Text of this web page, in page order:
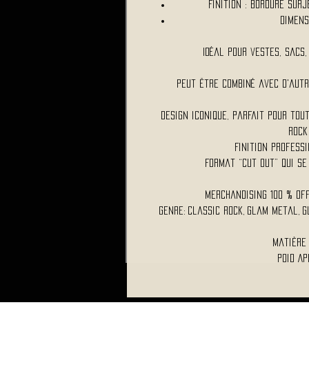
Finition : Bordure
Idéal pour vestes,
Peut être combiné avec
Design iconique, parfait pour
Finition
Format “cut out” qui
Merchandising 100 %
Genre: Classic Rock, Glam Metal,
Matière
Poid